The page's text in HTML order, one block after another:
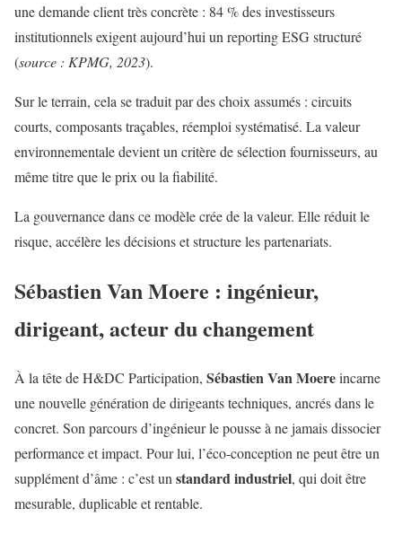
une demande client très concrète : 84 % des investisseurs
institutionnels exigent aujourd’hui un reporting ESG structuré
(source : KPMG, 2023).
Sur le terrain, cela se traduit par des choix assumés : circuits
courts, composants traçables, réemploi systématisé. La valeur
environnementale devient un critère de sélection fournisseurs, au
même titre que le prix ou la fiabilité.
La gouvernance dans ce modèlecrée de la valeur. Elle réduit le
risque, accélère les décisions et structure les partenariats.
Sébastien Van Moere : ingénieur,
dirigeant, acteur du changement
À la tête de H&DC Participation, Sébastien Van Moereincarne
une nouvelle génération de dirigeants techniques, ancrés dans le
concret. Son parcours d’ingénieur le pousse à ne jamais dissocier
performance et impact. Pour lui, l’éco-conception ne peut être un
supplément d’âme : c’est un standard industriel, qui doit être
mesurable, duplicable et rentable.